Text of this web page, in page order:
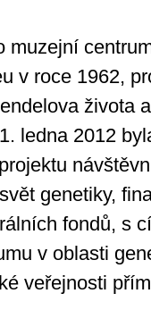
muzejní
v roce 1962,
života
ledna 2012
genetiky,
fondů, s
v oblasti
veřejnosti